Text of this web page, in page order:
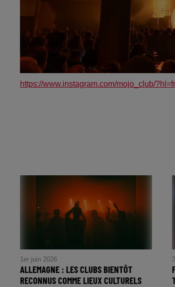
https://www.instagram.com/mojo_club/?hl=fr
1er juin 2026
ALLEMAGNE : LES CLUBS BIENTÔT
RECONNUS COMME LIEUX CULTURELS